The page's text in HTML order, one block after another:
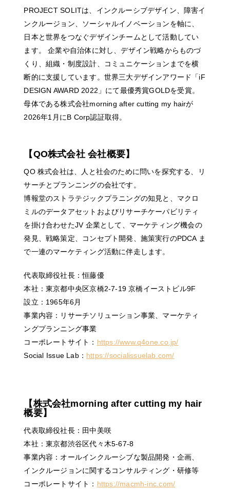
PROJECT SOLITは、インクルーシブデザイン、障害イ
ンクルージョン、ソーシャルイノベーションを軸に、
日本と世界をつなぐデザインチームとして活動してい
ます。 企業や自治体に対し、デザイン戦略からものづ
くり、組織・制度設計、コミュニケーションまでを横
断的に支援しています。世界三大デザインアワード「iF
DESIGN AWARD 2022」にて最優秀賞GOLDを受賞。
母体である株式会社morning after cutting my hairが
2026年1月にB Corp認証取得。
【QO株式会社 会社概要】
QO 株式会社は、人と社会のために問いを探究する、リ
サーチとプランニングの会社です。
博報堂のストラテジックプラニングの知見と、マクロ
ミルのデータアセットおよびリサーチケーパビリティ
を掛け合わせたJV 企業として、マーケティング機会の
発見、戦略策定、コンセプト開発、施策実行のPDCA ま
で一連のマーケティング活動に伴走します。
代表取締役社長：恒藤優
本社：東京都中央区京橋2-7-19 京橋イーストビル9F
設立：1965年6月
事業内容：リサーチソリューション事業、マーケティ
ングプランニング事業
コーポレートサイト： https://www.q4one.co.jp/
Social Issue Lab： https://socialissuelab.com/
【株式会社morning after cutting my hair
概要】
代表取締役社長：田中美咲
本社：東京都渋谷区代々木5-67-8
事業内容：オールインクルーシブな製品開発・企画、
インクルージョンに関するコンサルティング・研修等
コーポレートサイト： https://macmh-inc.com/